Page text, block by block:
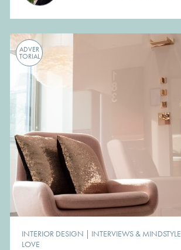
ADVER
TORIAL
INTERIOR DESIGN | INTERVIEWS & MINDSTYLE
LOVE